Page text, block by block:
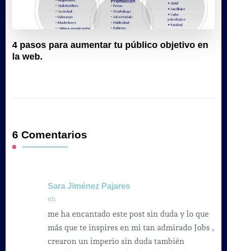
4 pasos para aumentar tu público objetivo en
la web.
6 Comentarios
Sara Jiménez Pajares
en
me ha encantado este post sin duda y lo que
más que te inspires en mi tan admirado Jobs ,
crearon un imperio sin duda también